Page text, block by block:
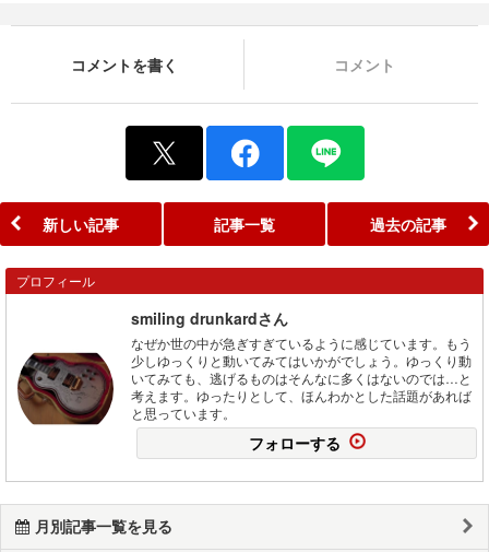
コメントを書く コメント
新しい記事 記事一覧 過去の記事
プロフィール
smiling drunkardさん
なぜか世の中が急ぎすぎているように感じています。もう
少しゆっくりと動いてみてはいかがでしょう。ゆっくり動
いてみても、逃げるものはそんなに多くはないのでは…と
考えます。ゆったりとして、ほんわかとした話題があれば
と思っています。
フォローする
月別記事一覧を見る